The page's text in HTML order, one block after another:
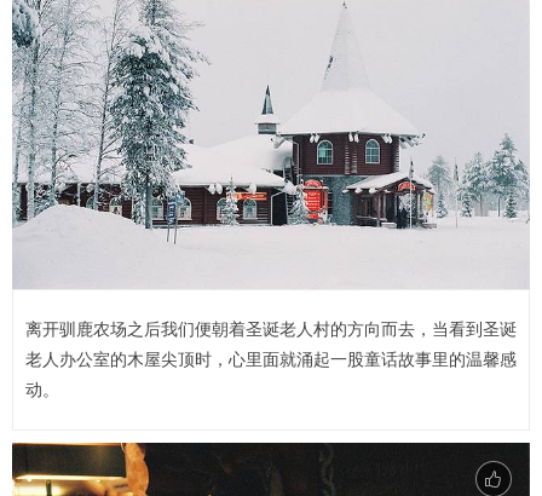
离开驯鹿农场之后我们便朝着圣诞老人村的方向而去，当看到圣诞
老人办公室的木屋尖顶时，心里面就涌起一股童话故事里的温馨感
动。